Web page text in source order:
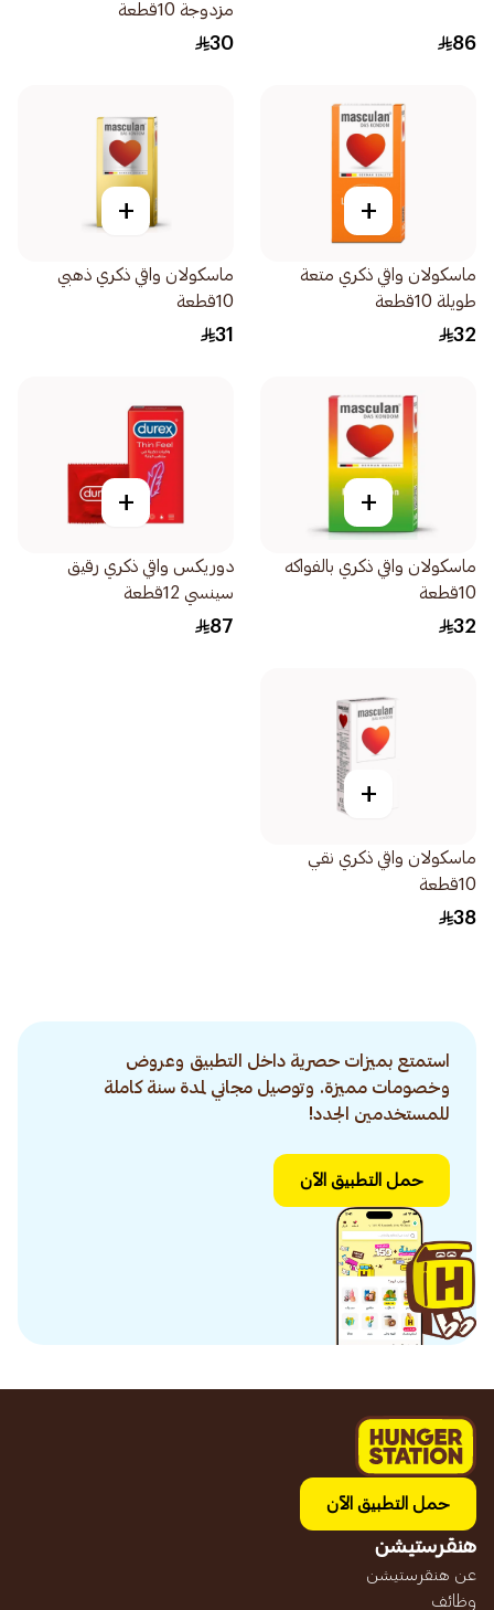
86
مزدوجة 10قطعة
30
+
ماسكولان واقي ذكري متعة
طويلة 10قطعة
32
+
ماسكولان واقي ذكري ذهبي
10قطعة
31
+
ماسكولان واقي ذكري بالفواكه
10قطعة
32
+
دوريكس واقي ذكري رقيق
سينسي 12قطعة
87
+
ماسكولان واقي ذكري نقي
10قطعة
38
استمتع بميزات حصرية داخل التطبيق وعروض
وخصومات مميزة. وتوصيل مجاني لمدة سنة كاملة
للمستخدمين الجدد!
حمل التطبيق الآن
حمل التطبيق الآن
هنقرستيشن
عن هنقرستيشن
وظائف